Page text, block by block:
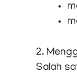
2.
Salah